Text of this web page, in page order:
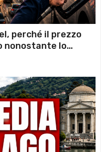
perché il prezzo
nonostante lo